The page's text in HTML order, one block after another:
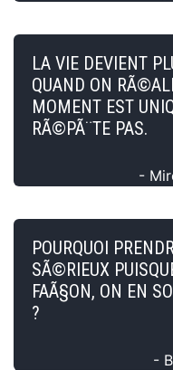
LA VIE DEVIENT
QUAND ON
MOMENT EST
RÃ©PÃ¨TE PAS.
-
POURQUOI
SÃ©RIEUX
FAÃ§ON, ON EN
?
-